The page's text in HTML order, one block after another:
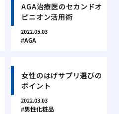
AGA治療医のセカンドオ
ピニオン活用術
2022.05.03
AGA
女性のはげサプリ選びの
ポイント
2022.03.03
男性化粧品